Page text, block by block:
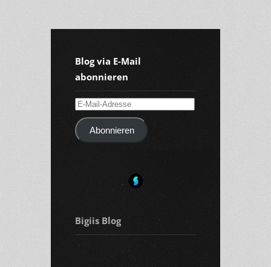
Blog via E-Mail
abonnieren
E-
Mail-
AdresseAbonnieren
Bigiis Blog